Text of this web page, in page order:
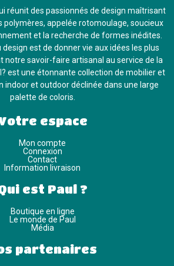
réunit des passionnés de design maîtrisant
polymères, appelée rotomoulage, soucieux
et la recherche de formes inédites.
design est de donner vie aux idées les plus
notre savoir-faire artisanal au service de la
est une étonnante collection de mobilier et
indoor et outdoor déclinée dans une large
palette de coloris.
espace
Mon compte
Connexion
Contact
Information livraison
est Paul ?
Boutique en ligne
Le monde de Paul
Média
partenaires